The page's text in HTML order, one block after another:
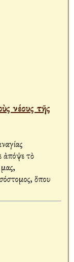
νέους τῆς
ἀπόψε τὸ
ὅπου